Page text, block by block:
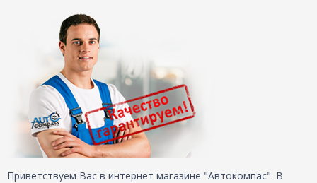
Приветствуем Вас в интернет магазине "Автокомпас". В